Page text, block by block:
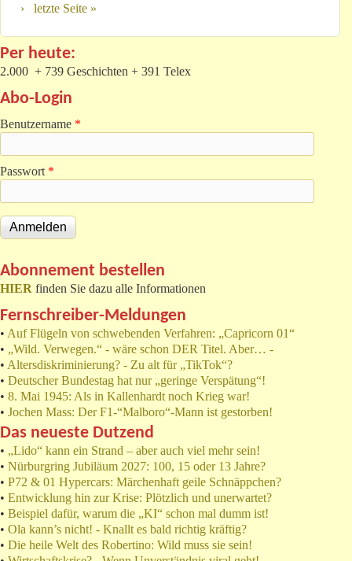
›
letzte Seite »
Per heute:
2.000 + 739 Geschichten + 391 Telex
Abo-Login
Benutzername *
Passwort *
Abonnement bestellen
HIER finden Sie dazu alle Informationen
Fernschreiber-Meldungen
• Auf Flügeln von schwebenden Verfahren: „Capricorn 01“
• „Wild. Verwegen.“ - wäre schon DER Titel. Aber… -
• Altersdiskriminierung? - Zu alt für „TikTok“?
• Deutscher Bundestag hat nur „geringe Verspätung“!
• 8. Mai 1945: Als in Kallenhardt noch Krieg war!
• Jochen Mass: Der F1-“Malboro“-Mann ist gestorben!
Das neueste Dutzend
• „Lido“ kann ein Strand – aber auch viel mehr sein!
• Nürburgring Jubiläum 2027: 100, 15 oder 13 Jahre?
• P72 & 01 Hypercars: Märchenhaft geile Schnäppchen?
• Entwicklung hin zur Krise: Plötzlich und unerwartet?
• Beispiel dafür, warum die „KI“ schon mal dumm ist!
• Ola kann’s nicht! - Knallt es bald richtig kräftig?
• Die heile Welt des Robertino: Wild muss sie sein!